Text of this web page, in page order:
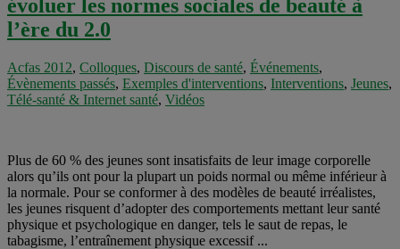
évoluer les normes sociales de beauté à
l’ère du 2.0
Acfas 2012, Colloques, Discours de santé, Événements,
Évènements passés, Exemples d'interventions, Interventions, Jeunes,
Télé-santé & Internet santé, Vidéos
Plus de 60 % des jeunes sont insatisfaits de leur image corporelle
alors qu’ils ont pour la plupart un poids normal ou même inférieur à
la normale. Pour se conformer à des modèles de beauté irréalistes,
les jeunes risquent d’adopter des comportements mettant leur santé
physique et psychologique en danger, tels le saut de repas, le
tabagisme, l’entraînement physique excessif ...